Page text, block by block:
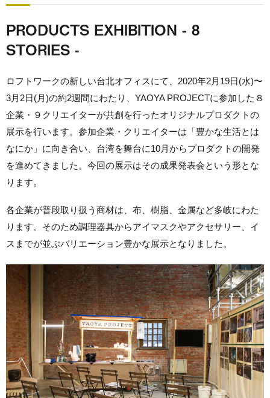
PRODUCTS EXHIBITION - 8
STORIES -
ロフトワークの新しい台北オフィスにて、2020年2月19日(水)〜
3月2日(月)の約2週間にわたり、YAOYA PROJECTに参加した８
企業・９クリエイターが共創を行ったオリジナルプロダクトの
展示を行います。参加企業・クリエイターは「豊かな生活とは
なにか」に向き合い、台湾を舞台に10月からプロダクトの開発
を進めてきました。今回の展示はその成果発表会という形とな
ります。
各企業が普段取り扱う商材は、布、樹脂、金属など多岐にわた
ります。そのため調理器具からアイマスクやアクセサリー、イ
スまでが並ぶバリエーション豊かな展示となりました。